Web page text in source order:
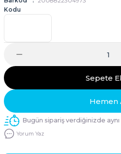
Kodu
Sepete
Hemen
Bugün sipariş verdiğinizde
Yorum Yaz